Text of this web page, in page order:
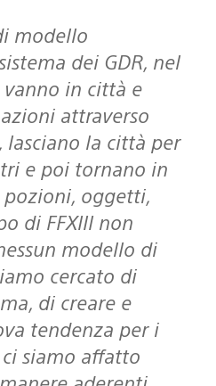
dei GDR, nel
in città e
attraverso
la città per
e poi tornano in
oggetti,
di FFXIII non
modello di
cercato di
di creare e
tendenza per i
ci siamo affatto